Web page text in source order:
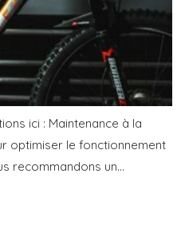
ici : Maintenance à la
optimiser le fonctionnement
recommandons un...